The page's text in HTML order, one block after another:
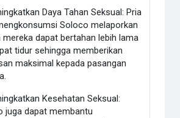
Daya Tahan Seksual: Pria
Soloco melaporkan
mereka dapat bertahan lebih lama
tidur sehingga memberikan
maksimal kepada pasangan
Kesehatan Seksual:
juga dapat membantu